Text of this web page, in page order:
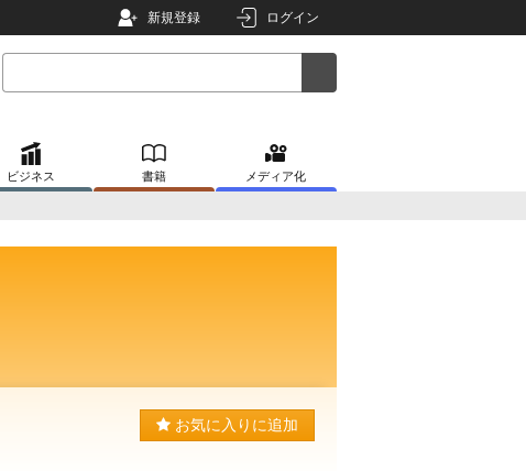
新規登録 ログイン
ビジネス 書籍 メディア化
お気に入りに追加